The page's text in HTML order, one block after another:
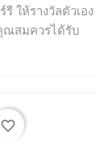
ให้รางวัลตัวเอง
ณสมควรได้รับ
favorite_border